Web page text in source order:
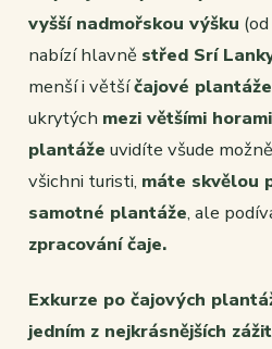
vyšší nadmořskou výšku
nabízí hlavně střed Srí
menší i většíčajové plantáže
ukrytých mezi většími horami
plantáže uvidíte všude
všichni turisti, máte skvělou
samotné plantáže, ale
zpracování čaje.
Exkurze po čajových
jedním z nejkrásnějších